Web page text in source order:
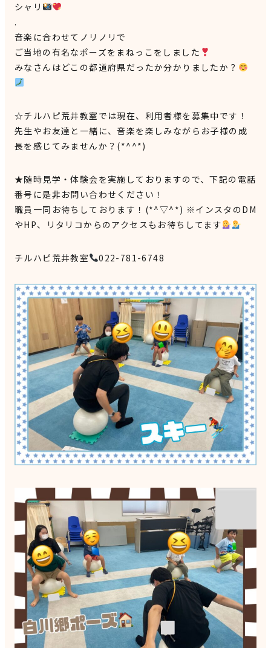
シャリ
.
音楽に合わせてノリノリで
ご当地の有名なポーズをまねっこをしました
みなさんはどこの都道府県だったか分かりましたか？
☆チルハピ荒井教室では現在、利用者様を募集中です！
先生やお友達と一緒に、音楽を楽しみながらお子様の成
長を感じてみませんか？(*^^*)
★随時見学・体験会を実施しておりますので、下記の電話
番号に是非お問い合わせください！
職員一同お待ちしております！(*^▽^*) ※インスタのDM
やHP、リタリコからのアクセスもお待ちしてます
チルハピ荒井教室 022-781-6748